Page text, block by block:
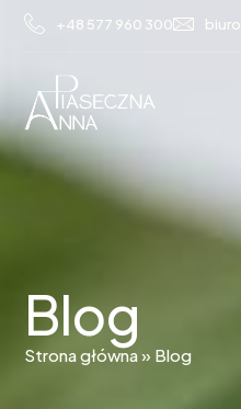
+48 577 960 300
Blog
Strona główna » Blog